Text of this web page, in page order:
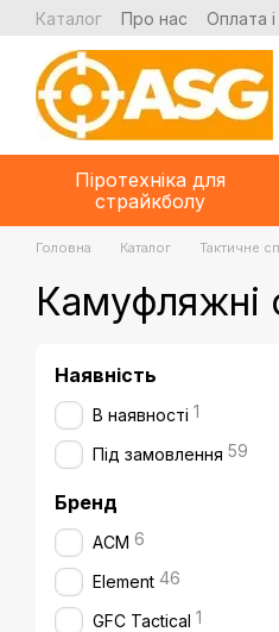
Перейти до основного
Каталог Про нас Оплата
Піротехніка для
страйкболу
Головна Каталог Тактичне
Камуфляжні
Наявність
В наявності 1
Під замовлення 59
Бренд
ACM 6
Element 46
GFC Tactical 1